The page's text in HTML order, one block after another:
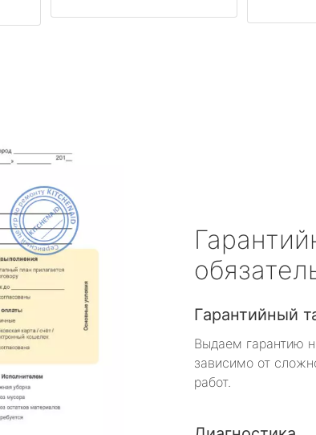
Гарантийный
Выдаем гарантию
зависимо от
работ.